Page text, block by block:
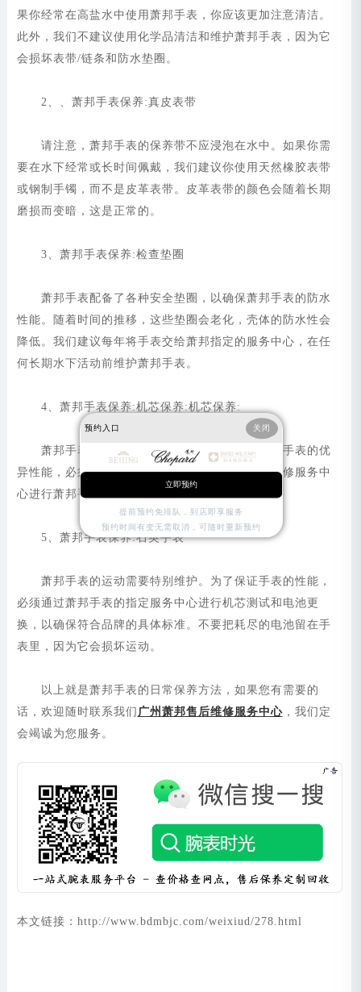
果你经常在高盐水中使用萧邦手表，你应该更加注意清洁。
此外，我们不建议使用化学品清洁和维护萧邦手表，因为它
会损坏表带/链条和防水垫圈。
2、、萧邦手表保养:真皮表带
请注意，萧邦手表的保养带不应浸泡在水中。如果你需
要在水下经常或长时间佩戴，我们建议你使用天然橡胶表带
或钢制手镯，而不是皮革表带。皮革表带的颜色会随着长期
磨损而变暗，这是正常的。
3、萧邦手表保养:检查垫圈
萧邦手表配备了各种安全垫圈，以确保萧邦手表的防水
性能。随着时间的推移，这些垫圈会老化，壳体的防水性会
降低。我们建议每年将手表交给萧邦指定的服务中心，在任
何长期水下活动前维护萧邦手表。
4、萧邦手表保养:机芯保养:机芯保养:
萧邦手表的精密核心需要仔细维护。为了保证手表的优
异性能，必须定期将手表的机芯交给萧邦指定的维修服务中
心进行萧邦手表的维修。
5、萧邦手表保养:石英手表
萧邦手表的运动需要特别维护。为了保证手表的性能，
必须通过萧邦手表的指定服务中心进行机芯测试和电池更
换，以确保符合品牌的具体标准。不要把耗尽的电池留在手
表里，因为它会损坏运动。
以上就是萧邦手表的日常保养方法，如果您有需要的
话，欢迎随时联系我们 广州萧邦售后维修服务中心，我们定
会竭诚为您服务。
本文链接：http://www.bdmbjc.com/weixiud/278.html
预约入口 关闭
立即预约
提前预约免排队，到店即享服务
预约时间有变无需取消，可随时重新预约